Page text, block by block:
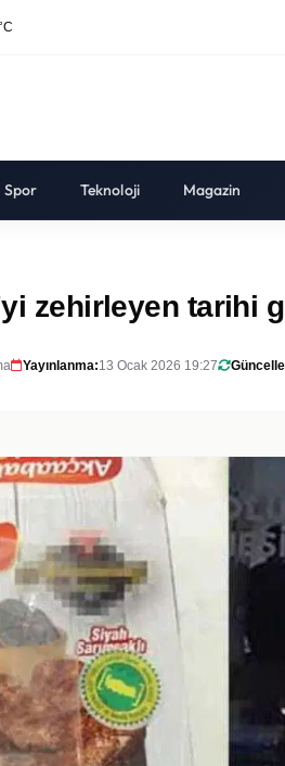
Spor Teknoloji Magazin
zehirleyen tarihi
Yayınlanma:13 Ocak 2026 19:27